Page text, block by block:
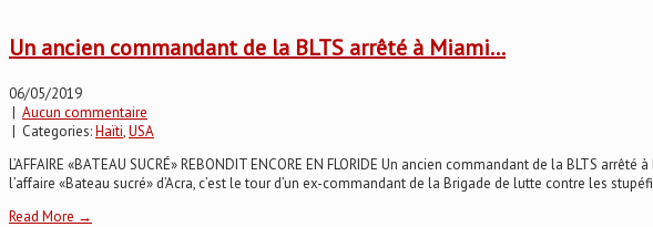
Un ancien commandant de la BLTS arrêté à Miami…
06/05/2019
| Aucun commentaire
| Categories:Haïti,USA
L’AFFAIRE «BATEAU SUCRÉ» REBONDIT ENCORE EN FLORIDE Un ancien commandant de la BLTS
l’affaire «Bateau sucré» d’Acra, c’est le tour d’un ex-commandant de la Brigade de lutte contre les
Read More →